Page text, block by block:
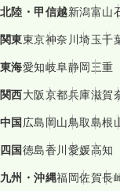
北陸・甲信越新潟富山
関東東京神奈川埼玉千
東海愛知岐阜静岡三重
関西大阪京都兵庫滋賀
中国広島岡山鳥取島根
四国徳島香川愛媛高知
九州・沖縄福岡佐賀長